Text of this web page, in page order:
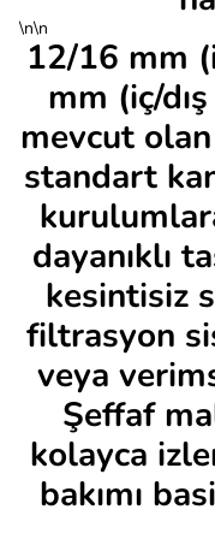
\n\n
12/16 mm
mm (iç/
mevcut
standart
dayanıklı
kesintisiz
filtrasyon
veya
Şeffaf
kolayca
bakımı